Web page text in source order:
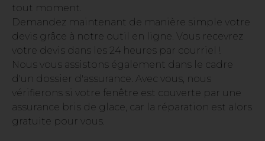
tout moment.
Demandez maintenant de manière simple votre
devis grâce à notre outil en ligne. Vous recevrez
votre devis dans les 24 heures par courriel !
Nous vous assistons également dans le cadre
d'un dossier d'assurance. Avec vous, nous
vérifierons si votre fenêtre est couverte par une
assurance bris de glace, car la réparation est alors
gratuite pour vous.